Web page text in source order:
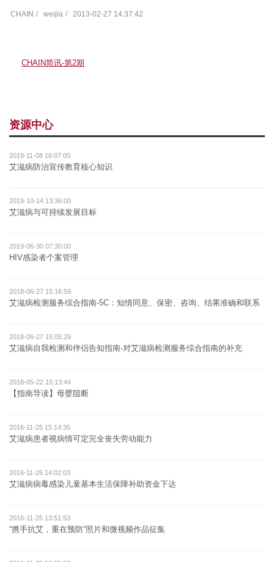
CHAIN weijia 2013-02-27 14:37:42
CHAIN简讯-第2期
资源中心
2019-11-08 16:07:00
艾滋病防治宣传教育核心知识
2019-10-14 13:36:00
艾滋病与可持续发展目标
2019-06-30 07:30:00
HIV感染者个案管理
2018-06-27 15:16:59
艾滋病检测服务综合指南-5C：知情同意、保密、咨询、结果准确和联系
2018-06-27 15:05:29
艾滋病自我检测和伴侣告知指南-对艾滋病检测服务综合指南的补充
2018-05-22 15:13:44
【指南导读】母婴阻断
2016-11-25 15:14:35
艾滋病患者视病情可定完全丧失劳动能力
2016-11-25 14:02:03
艾滋病病毒感染儿童基本生活保障补助资金下达
2016-11-25 13:51:53
“携手抗艾，重在预防”照片和微视频作品征集